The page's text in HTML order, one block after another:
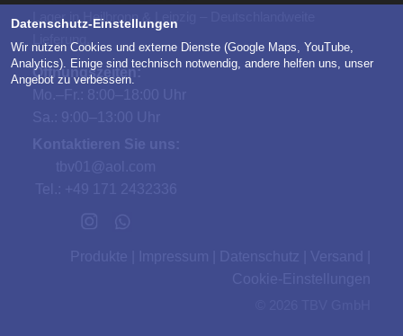
Lager in Heilbronn & Leipzig – Deutschlandweite
Lieferung.
Öffnungszeiten:
Datenschutz-Einstellungen
Wir nutzen Cookies und externe Dienste (Google Maps, YouTube,
Analytics). Einige sind technisch notwendig, andere helfen uns, unser
Angebot zu verbessern.